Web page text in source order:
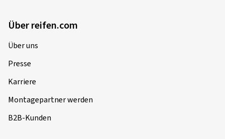
Über reifen.com
Über uns
Presse
Karriere
Montagepartner werden
B2B-Kunden